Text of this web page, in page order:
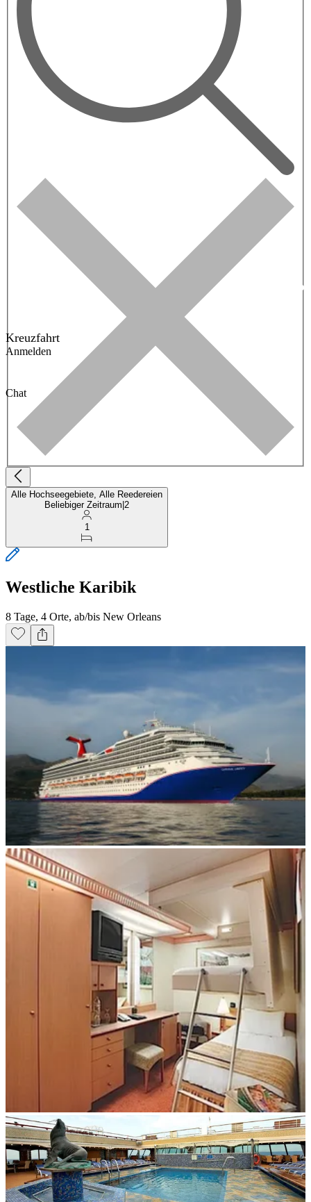
Kreuzfahrt
Anmelden
Chat
Alle Hochseegebiete, Alle Reedereien
Beliebiger Zeitraum 2
1
Westliche Karibik
8 Tage, 4 Orte, ab/bis New Orleans